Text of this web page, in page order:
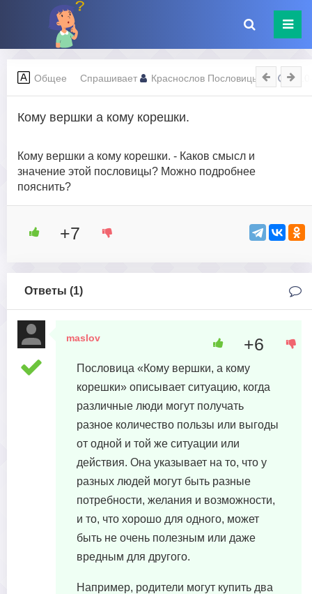
Общее Спрашивает Краснослов Пословицын
Кому вершки а кому корешки.
Кому вершки а кому корешки. - Каков смысл и
значение этой пословицы? Можно подробнее
пояснить?
+7
Ответы (1)
maslov
Пословица «Кому вершки, а кому
корешки» описывает ситуацию, когда
различные люди могут получать
разное количество пользы или выгоды
от одной и той же ситуации или
действия. Она указывает на то, что у
разных людей могут быть разные
потребности, желания и возможности,
и то, что хорошо для одного, может
быть не очень полезным или даже
вредным для другого.
Например, родители могут купить два
+6